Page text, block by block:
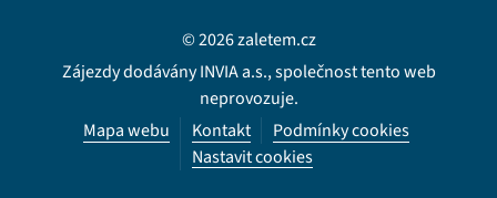
© 2026 zaletem.cz
Zájezdy dodávány INVIA a.s., společnost tento web
neprovozuje.
Mapa webu
Kontakt
Podmínky cookies
Nastavit cookies